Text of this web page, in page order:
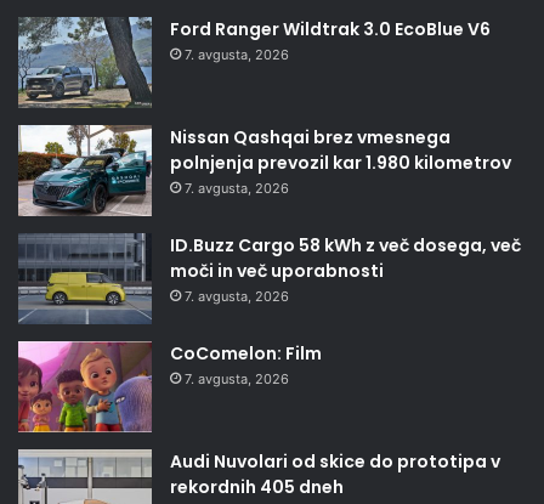
Ford Ranger Wildtrak 3.0 EcoBlue V6
7. avgusta, 2026
Nissan Qashqai brez vmesnega
polnjenja prevozil kar 1.980 kilometrov
7. avgusta, 2026
ID.Buzz Cargo 58 kWh z več dosega, več
moči in več uporabnosti
7. avgusta, 2026
CoComelon: Film
7. avgusta, 2026
Audi Nuvolari od skice do prototipa v
rekordnih 405 dneh